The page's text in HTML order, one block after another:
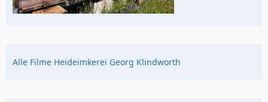
Alle Filme Heideimkerei Georg Klindworth